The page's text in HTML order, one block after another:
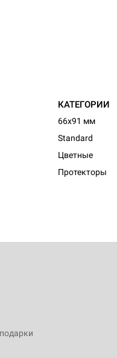
КАТЕГОРИИ
66x91 мм
Standard
Цветные
Протекторы